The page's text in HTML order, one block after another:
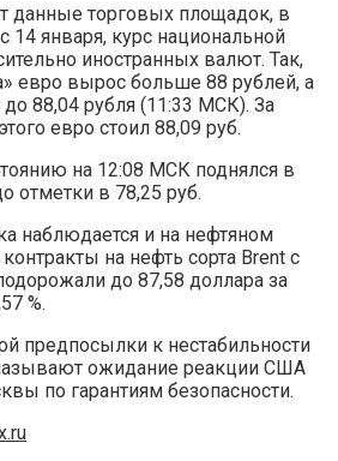
данные торговых площадок, в
14 января, курс национальной
иностранных валют. Так,
евро вырос больше 88 рублей, а
88,04 рубля (11:33 МСК). За
евро стоил 88,09 руб.
на 12:08 МСК поднялся в
отметки в 78,25 руб.
наблюдается и на нефтяном
на нефть сорта Brent с
до 87,58 доллара за
%.
предпосылки к нестабильности
ожидание реакции США
по гарантиям безопасности.